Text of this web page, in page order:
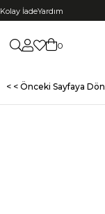
Kolay İadeYardım
0
< < Önceki Sayfaya Dön